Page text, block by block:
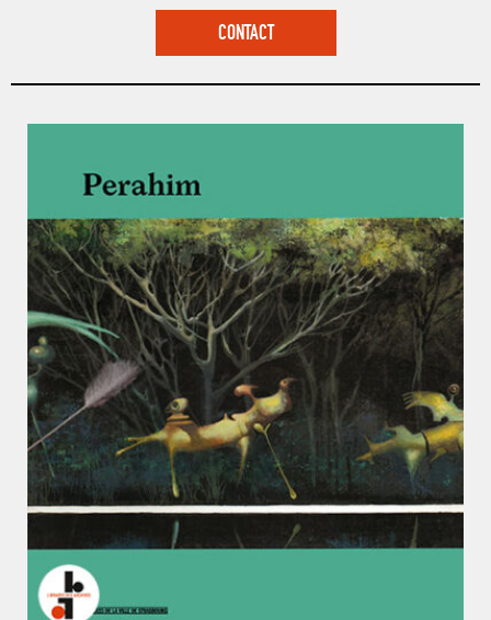
CONTACT